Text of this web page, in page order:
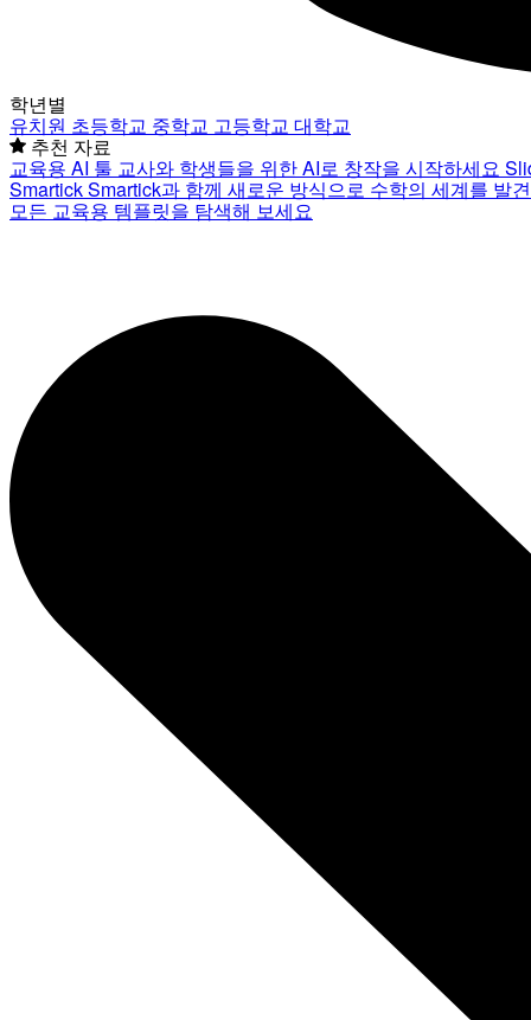
학년별
유치원 초등학교 중학교 고등학교 대학교
추천 자료
교육용 AI 툴 교사와 학생들을 위한 AI로 창작을 시작하세요
SmartickSmartick과 함께 새로운 방식으로 수학의 세계를 발
모든 교육용 템플릿을 탐색해 보세요